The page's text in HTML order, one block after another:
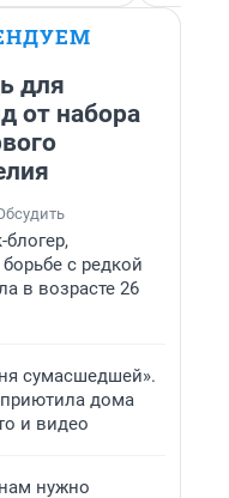
для
от набора
с редкой
в возрасте 26
сумасшедшей».
приютила дома
и видео
нужно